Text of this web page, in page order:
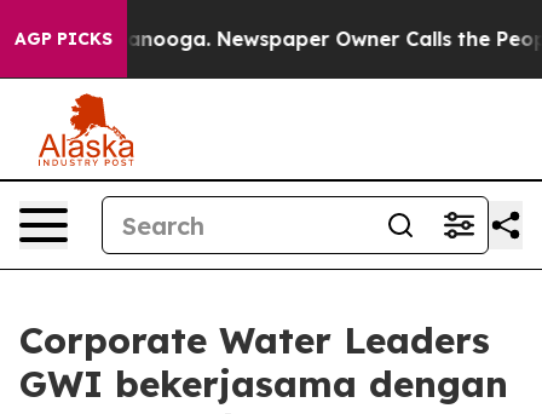
AGP PICKS
in Chattanooga. Newspaper Owner Calls the People
Corporate Water Leaders
GWI bekerjasama dengan